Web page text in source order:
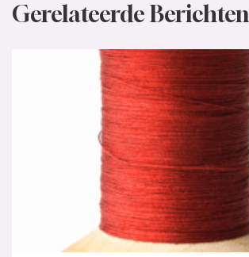
Gerelateerde Berichten